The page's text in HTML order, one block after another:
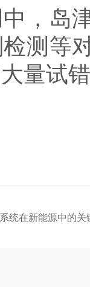
岛津
测等
量试
统在新能源中的关